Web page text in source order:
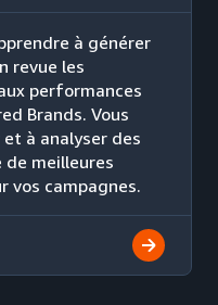
à générer
revue les
performances
Brands. Vous
à analyser des
de meilleures
vos campagnes.